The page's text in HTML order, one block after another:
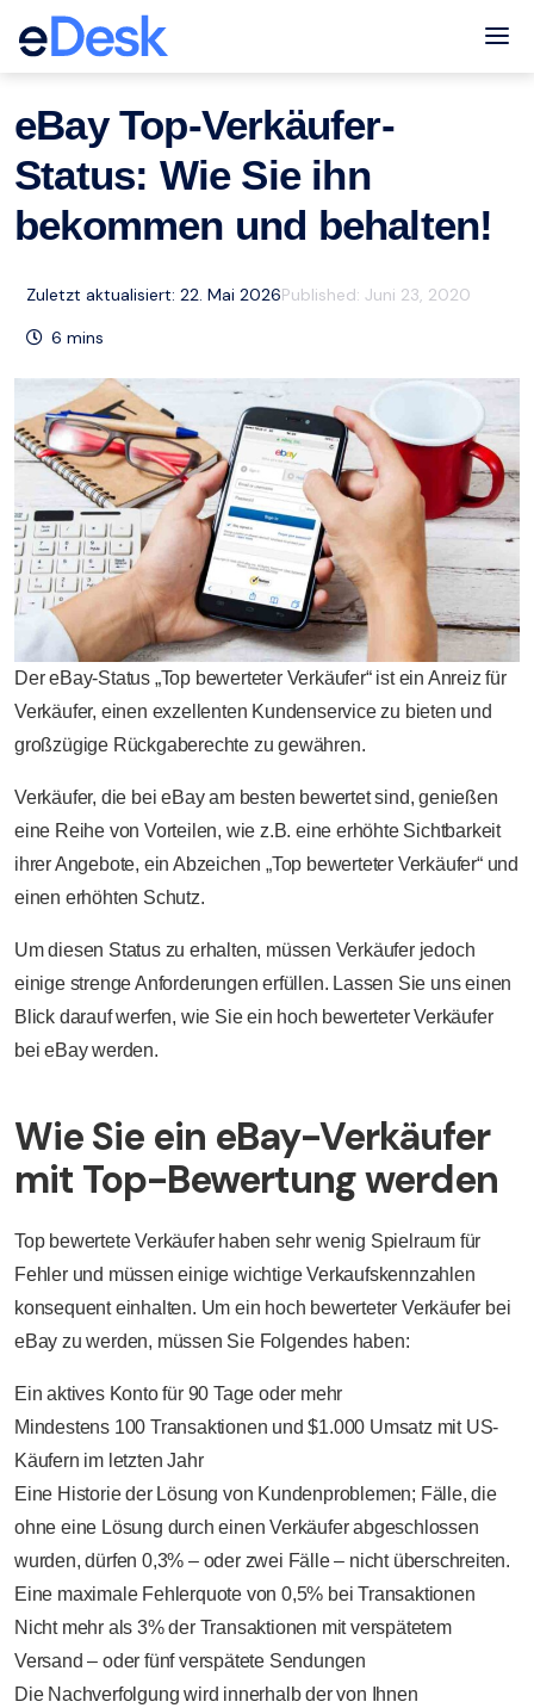
eCommerce Support Central
eBay Top-Verkäufer-
Status: Wie Sie ihn
bekommen und behalten!
Zuletzt aktualisiert: 22. Mai 2026Published: Juni 23, 2020
6 mins
Der eBay-Status „Top bewerteter Verkäufer“ ist ein Anreiz für
Verkäufer, einen exzellenten Kundenservice zu bieten und
großzügige Rückgaberechte zu gewähren.
Verkäufer, die bei eBay am besten bewertet sind, genießen
eine Reihe von Vorteilen, wie z.B. eine erhöhte Sichtbarkeit
ihrer Angebote, ein Abzeichen „Top bewerteter Verkäufer“ und
einen erhöhten Schutz.
Um diesen Status zu erhalten, müssen Verkäufer jedoch
einige strenge Anforderungen erfüllen. Lassen Sie uns einen
Blick darauf werfen, wie Sie ein hoch bewerteter Verkäufer
bei eBay werden.
Wie Sie ein eBay-Verkäufer
mit Top-Bewertung werden
Top bewertete Verkäufer haben sehr wenig Spielraum für
Fehler und müssen einige wichtige Verkaufskennzahlen
konsequent einhalten. Um ein hoch bewerteter Verkäufer bei
eBay zu werden, müssen Sie Folgendes haben:
Ein aktives Konto für 90 Tage oder mehr
Mindestens 100 Transaktionen und $1.000 Umsatz mit US-
Käufern im letzten Jahr
Eine Historie der Lösung von Kundenproblemen; Fälle, die
ohne eine Lösung durch einen Verkäufer abgeschlossen
wurden, dürfen 0,3% – oder zwei Fälle – nicht überschreiten.
Eine maximale Fehlerquote von 0,5% bei Transaktionen
Nicht mehr als 3% der Transaktionen mit verspätetem
Versand – oder fünf verspätete Sendungen
Die Nachverfolgung wird innerhalb der von Ihnen